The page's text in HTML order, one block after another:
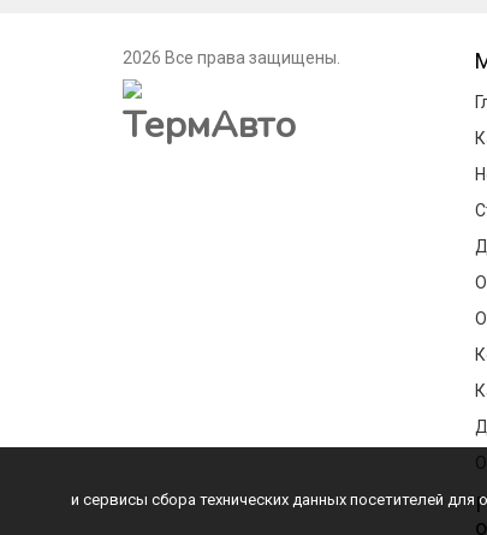
2026 Все права защищены.
и сервисы сбора технических данных посетителей